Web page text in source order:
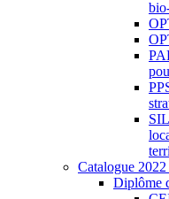
Catalogue
Diplôme